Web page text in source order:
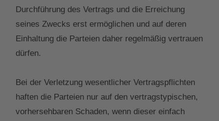
Durchführung des Vertrags und die Erreichung
seines Zwecks erst ermöglichen und auf deren
Einhaltung die Parteien daher regelmäßig vertrauen
dürfen.
Bei der Verletzung wesentlicher Vertragspflichten
haften die Parteien nur auf den vertragstypischen,
vorhersehbaren Schaden, wenn dieser einfach